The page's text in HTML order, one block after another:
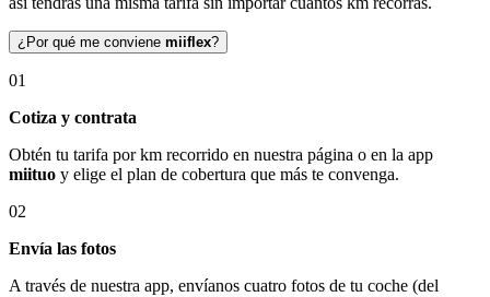
¿Por qué me conviene miiflex?
01
Cotiza y contrata
Obtén tu tarifa por km recorrido en nuestra página o en la app
miituo y elige el plan de cobertura que más te convenga.
02
Envía las fotos
A través de nuestra app, envíanos cuatro fotos de tu coche (del